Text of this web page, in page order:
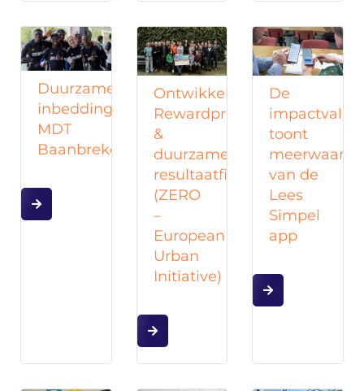
Duurzame
inbedding
MDT
Baanbrekers
Ontwikkeling
Rewardprogramma
&
duurzame
resultaatfinanciering
(ZERO
–
European
Urban
Initiative)
De
toont
meerwaarde
van de
Lees
Simpel
app